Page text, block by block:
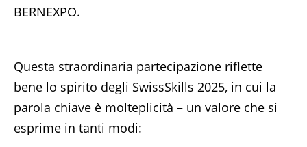
BERNEXPO.
Questa straordinaria partecipazione riflette
bene lo spirito degli SwissSkills 2025, in cui la
parola chiave è molteplicità – un valore che si
esprime in tanti modi: